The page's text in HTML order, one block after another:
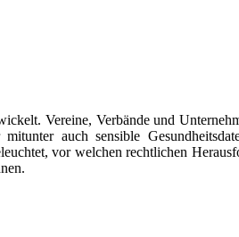
Vereine, Verbände und
auch sensible
vor welchen rechtlichen